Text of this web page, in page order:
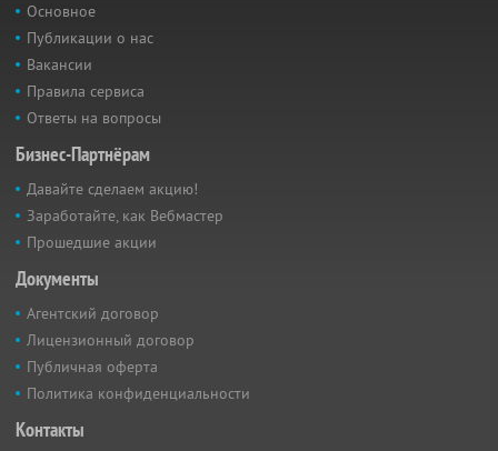
Основное
Публикации о нас
Вакансии
Правила сервиса
Ответы на вопросы
Бизнес-Партнёрам
Давайте сделаем акцию!
Заработайте, как Вебмастер
Прошедшие акции
Документы
Агентский договор
Лицензионный договор
Публичная оферта
Политика конфиденциальности
Контакты